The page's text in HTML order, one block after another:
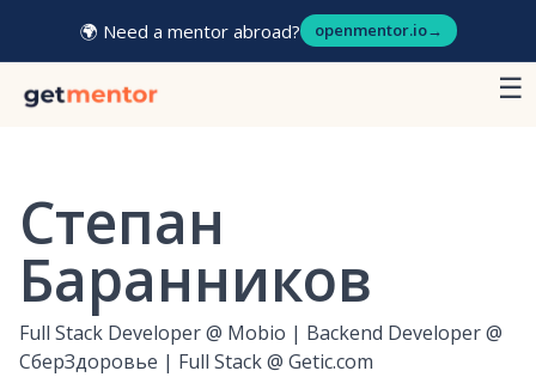
🌍 Need a mentor abroad? openmentor.io→
☰
Степан
Баранников
Full Stack Developer@ Mobio | Backend Developer @
СберЗдоровье | Full Stack @ Getic.com